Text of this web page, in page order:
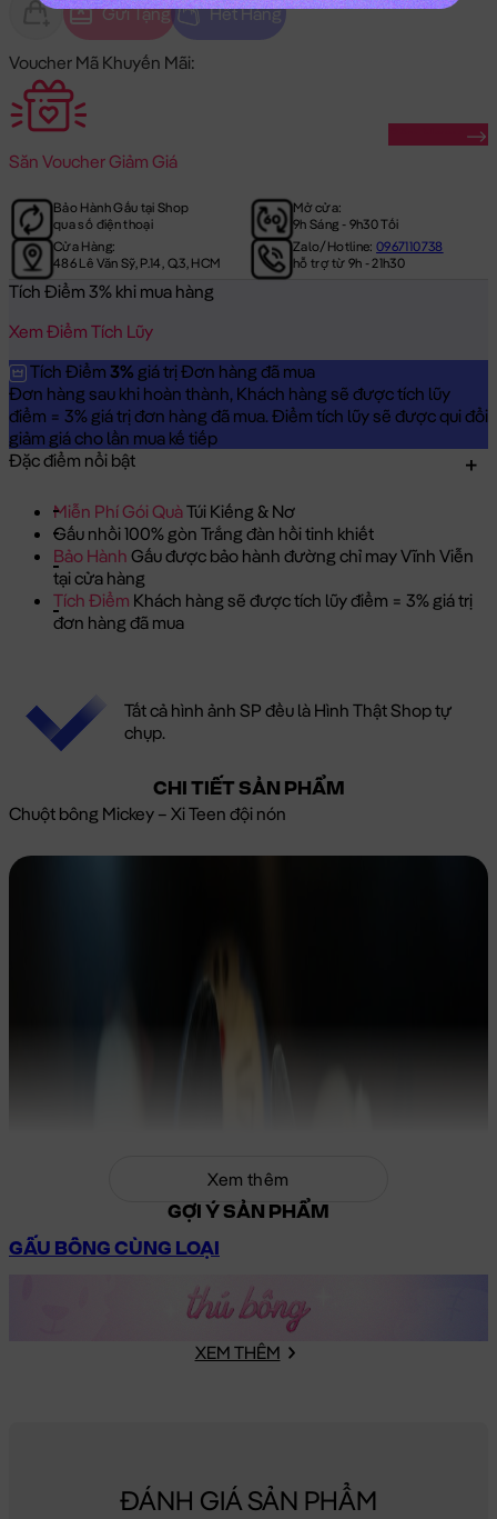
Gửi Tặng Hết Hàng
Voucher Mã Khuyến Mãi:
Săn Voucher Giảm Giá
Bảo Hành Gấu tại Shop
qua số điện thoại
Mở cửa:
9h Sáng - 9h30 Tối
Cửa Hàng:
486 Lê Văn Sỹ, P.14, Q.3, HCM
Zalo/Hotline:0967110738
hỗ trợ từ 9h - 21h30
Tích Điểm 3% khi mua hàng
Xem Điểm Tích Lũy
Tích Điểm 3% giá trị Đơn hàng đã mua
Đơn hàng sau khi hoàn thành, Khách hàng sẽ được tích lũy
điểm = 3% giá trị đơn hàng đã mua. Điểm tích lũy sẽ được qui đổi
giảm giá cho lần mua kế tiếp
Đặc điểm nổi bật
Miễn Phí Gói QuàTúi Kiếng & Nơ
Gấu nhồi 100% gòn Trắng đàn hồi tinh khiết
Bảo Hành Gấu được bảo hành đường chỉ may Vĩnh Viễn
tại cửa hàng
Tích Điểm Khách hàng sẽ được tích lũy điểm = 3% giá trị
đơn hàng đã mua
Tất cả hình ảnh SP đều là Hình Thật Shop tự
chụp.
CHI TIẾT SẢN PHẨM
Chuột bông Mickey – Xi Teen đội nón
Xem thêm
GỢI Ý SẢN PHẨM
GẤU BÔNG CÙNG LOẠI
XEM THÊM
ĐÁNH GIÁ SẢN PHẨM